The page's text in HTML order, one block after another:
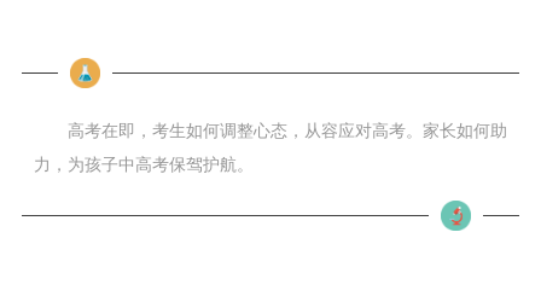
高考在即，考生如何调整心态，从容应对高考。家长如何助
力，为孩子中高考保驾护航。